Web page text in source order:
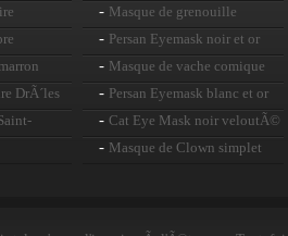
DrÃ´les
- Masque de grenouille
- Persan Eyemask noir et or
- Masque de vache comique
- Persan Eyemask blanc et or
- Cat Eye Mask noir veloutÃ©
- Masque de Clown simplet